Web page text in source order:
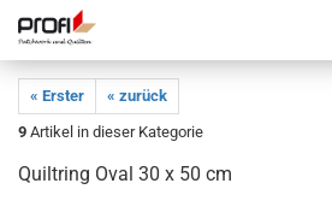
« Erster
« zurück
9 Artikel in dieser Kategorie
Quiltring Oval 30 x 50 cm